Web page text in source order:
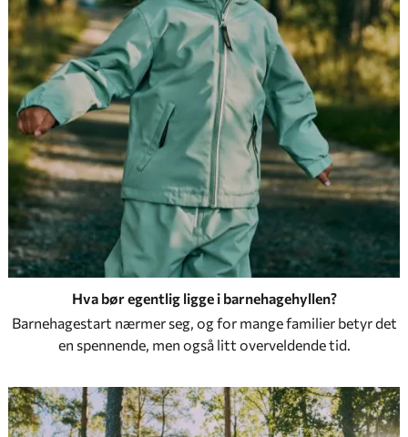
Hva bør egentlig ligge i barnehagehyllen?
Barnehagestart nærmer seg, og for mange familier betyr det
en spennende, men også litt overveldende tid.